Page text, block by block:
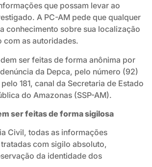
que possam levar ao
A PC-AM pede que qualquer
conhecimento sobre sua localização
com as autoridades.
ser feitas de forma anônima por
da Depca, pelo número (92)
181, canal da Secretaria de Estado
do Amazonas (SSP-AM).
ser feitas de forma sigilosa
Civil, todas as informações
com sigilo absoluto,
da identidade dos